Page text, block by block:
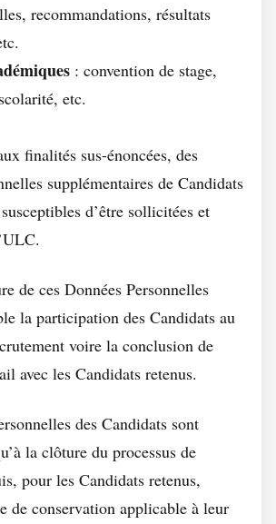
recommandations, résultats
: convention de stage,
etc.
finalités sus-énoncées, des
supplémentaires de Candidats
d’être sollicitées et
de ces Données Personnelles
la participation des Candidats au
voire la conclusion de
avec les Candidats retenus.
des Candidats sont
la clôture du processus de
pour les Candidats retenus,
de conservation applicable à leur